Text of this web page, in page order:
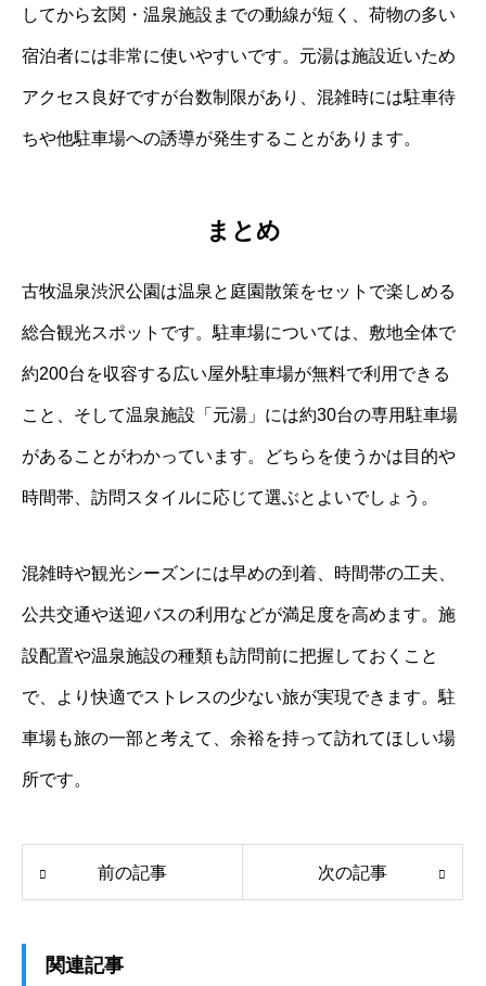
してから玄関・温泉施設までの動線が短く、荷物の多い
宿泊者には非常に使いやすいです。元湯は施設近いため
アクセス良好ですが台数制限があり、混雑時には駐車待
ちや他駐車場への誘導が発生することがあります。
まとめ
古牧温泉渋沢公園は温泉と庭園散策をセットで楽しめる
総合観光スポットです。駐車場については、敷地全体で
約200台を収容する広い屋外駐車場が無料で利用できる
こと、そして温泉施設「元湯」には約30台の専用駐車場
があることがわかっています。どちらを使うかは目的や
時間帯、訪問スタイルに応じて選ぶとよいでしょう。
混雑時や観光シーズンには早めの到着、時間帯の工夫、
公共交通や送迎バスの利用などが満足度を高めます。施
設配置や温泉施設の種類も訪問前に把握しておくこと
で、より快適でストレスの少ない旅が実現できます。駐
車場も旅の一部と考えて、余裕を持って訪れてほしい場
所です。
前の記事 次の記事
関連記事